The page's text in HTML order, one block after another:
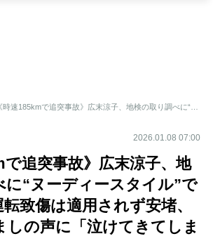
《時速185kmで追突事故》広末涼子、地検の取り調べに“ヌーディースタイル”で出頭 危険運転致傷は適用されず安堵、ファンの励ましの声に「泣けてきてしまいます」
2026.01.08 07:00
で追突事故》広末涼子、地
に“ヌーディースタイル”で
致傷は適用されず安堵、
しの声に「泣けてきてしま